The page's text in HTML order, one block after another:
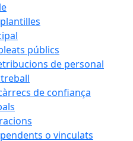
públics
de personal
de confiança
o vinculats